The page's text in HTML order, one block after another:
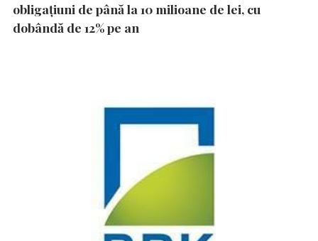
obligațiuni de până la 10 milioane de lei, cu
dobândă de 12% pe an